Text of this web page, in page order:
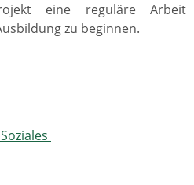
eine reguläre Arbeit
zu beginnen.